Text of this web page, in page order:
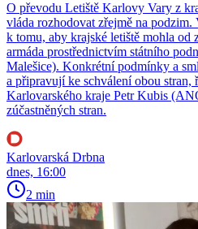
O převodu Letiště Karlovy Vary z
vláda rozhodovat zřejmě na
k tomu, aby krajské letiště mohla od
armáda prostřednictvím státního
Malešice). Konkrétní podmínky a
a připravují ke schválení obou stran,
Karlovarského kraje Petr Kubis
zúčastněných stran.
Karlovarská Drbna
dnes, 16:00
2 min